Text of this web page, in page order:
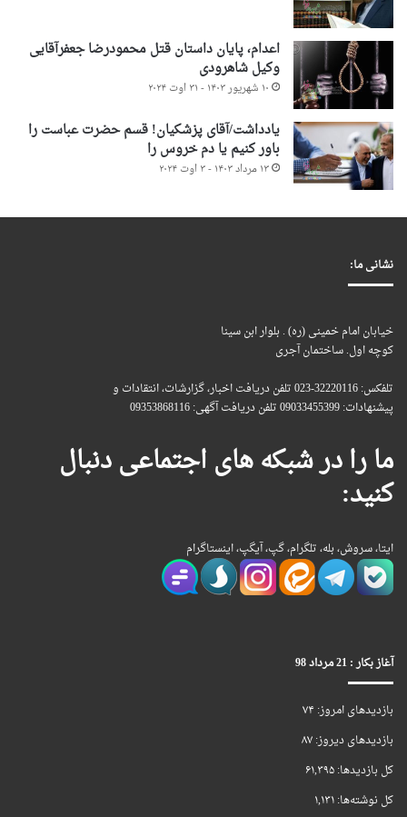
اعدام، پایان داستان قتل محمودرضا جعفرآقایی
وکیل شاهرودی
۱۰ شهریور ۱۴۰۳ - ۳۱ اوت ۲۰۲۴
یادداشت/آقای پزشکیان! قسم حضرت عباست را
باور کنیم یا دم خروس را
۱۳ مرداد ۱۴۰۳ - ۳ اوت ۲۰۲۴
نشانی ما:
خیابان امام خمینی (ره) . بلوار ابن سینا
کوچه اول. ساختمان آجری
تلفکس: 32220116-023 تلفن دریافت اخبار، گزارشات، انتقادات و
پیشنهادات: 09033455399 تلفن دریافت آگهی: 09353868116
ما را در شبکه های اجتماعی دنبال
کنید:
ایتا، سروش، بله، تلگرام، گپ، آیگپ، اینستاگرام
آغاز بکار : 21 مرداد 98
بازدیدهای امروز: ۷۴
بازدیدهای دیروز:۸۷
کل بازدیدها:۶۱,۳۹۵
کل نوشته‌ها:۱,۱۳۱